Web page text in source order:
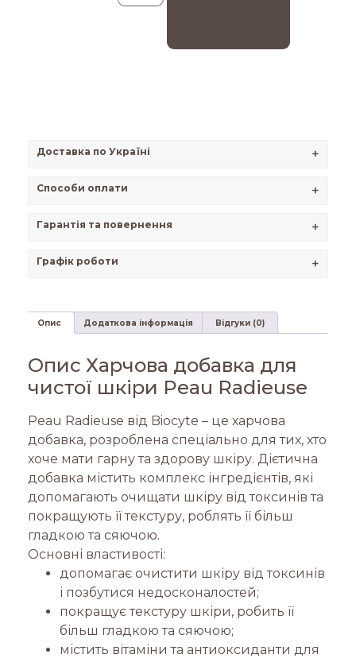
Доставка по Україні +
Способи оплати +
Гарантія та повернення +
Графік роботи +
Опис Додаткова інформація Відгуки (0)
Опис Харчова добавка для
чистої шкіри Peau Radieuse
Peau Radieuse від Biocyte – це харчова
добавка, розроблена спеціально для тих, хто
хоче мати гарну та здорову шкіру. Дієтична
добавка містить комплекс інгредієнтів, які
допомагають очищати шкіру від токсинів та
покращують її текстуру, роблять її більш
гладкою та сяючою.
Основні властивості:
допомагає очистити шкіру від токсинів
і позбутися недосконалостей;
покращує текстуру шкіри, робить її
більш гладкою та сяючою;
містить вітаміни та антиоксиданти для